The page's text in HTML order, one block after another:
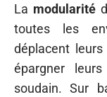
La modularité
toutes les
déplacent
épargner
soudain. Sur